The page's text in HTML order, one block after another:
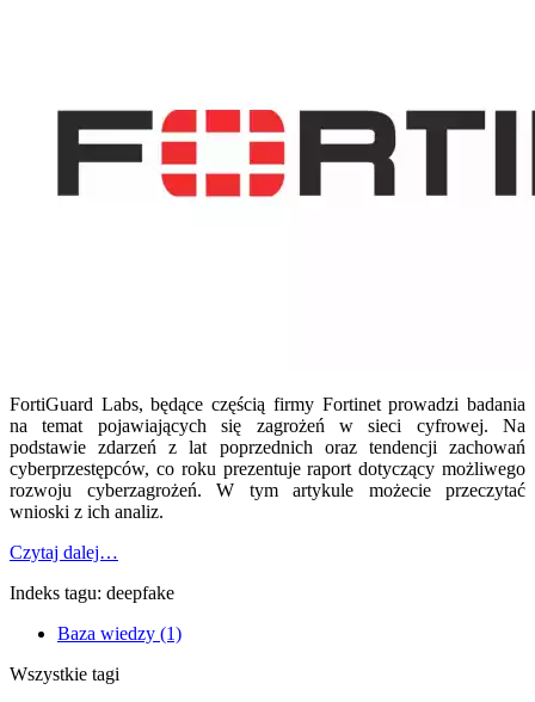
FortiGuard Labs, będące częścią firmy Fortinet prowadzi badania
na temat pojawiających się zagrożeń w sieci cyfrowej. Na
podstawie zdarzeń z lat poprzednich oraz tendencji zachowań
cyberprzestępców, co roku prezentuje raport dotyczący możliwego
rozwoju cyberzagrożeń. W tym artykule możecie przeczytać
wnioski z ich analiz.
Czytaj dalej…
Indeks tagu: deepfake
Baza wiedzy (1)
Wszystkie tagi